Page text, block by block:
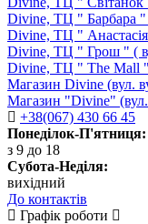
Divine, ТЦ " Барбара "
Divine, ТЦ "
Divine, ТЦ " Грош " (
Divine, ТЦ " The Mall
Магазин Divine (вул.
Магазин "Divine"
+38(067) 430 66 45
Понеділок-П'ятниця:
з 9 до 18
Субота-Неділя:
вихідний
До контактів
Графік роботи